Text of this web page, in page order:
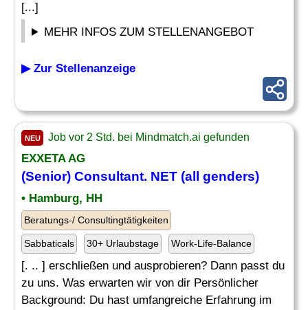
[...]
MEHR INFOS ZUM STELLENANGEBOT
▶ Zur Stellenanzeige
NEU Job vor 2 Std. bei Mindmatch.ai gefunden
EXXETA AG
(Senior) Consultant. NET (all genders)
• Hamburg, HH
Beratungs-/ Consultingtätigkeiten
Sabbaticals 30+ Urlaubstage Work-Life-Balance
[. .. ] erschließen und ausprobieren? Dann passt du
zu uns. Was erwarten wir von dir Persönlicher
Background: Du hast umfangreiche Erfahrung im